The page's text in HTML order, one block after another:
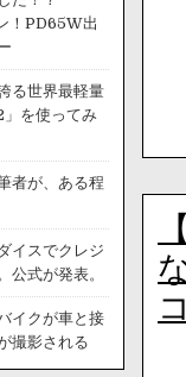
！PD65W出
る世界最軽量
を使ってみ
者が、ある程
イスでクレジ
公式が発表。
イクが車と接
撮影される